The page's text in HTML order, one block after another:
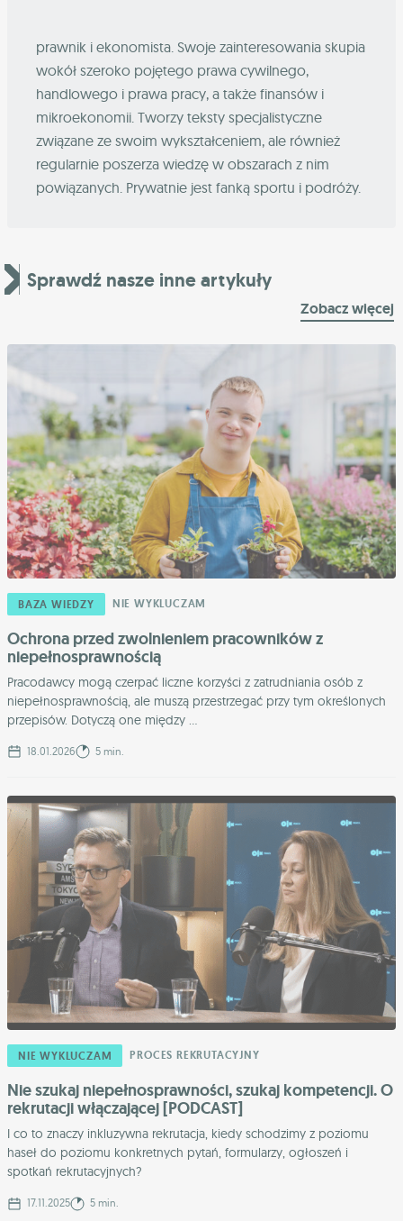
prawnik i ekonomista. Swoje zainteresowania skupia
wokół szeroko pojętego prawa cywilnego,
handlowego i prawa pracy, a także finansów i
mikroekonomii. Tworzy teksty specjalistyczne
związane ze swoim wykształceniem, ale również
regularnie poszerza wiedzę w obszarach z nim
powiązanych. Prywatnie jest fanką sportu i podróży.
Sprawdź nasze inne artykuły
Zobacz więcej
BAZA WIEDZY NIE WYKLUCZAM
Ochrona przed zwolnieniem pracowników z
niepełnosprawnością
Pracodawcy mogą czerpać liczne korzyści z zatrudniania osób z
niepełnosprawnością, ale muszą przestrzegać przy tym określonych
przepisów. Dotyczą one między ...
18.01.2026 5 min.
NIE WYKLUCZAM PROCES REKRUTACYJNY
Nie szukaj niepełnosprawności, szukaj kompetencji. O
rekrutacji włączającej [PODCAST]
I co to znaczy inkluzywna rekrutacja, kiedy schodzimy z poziomu
haseł do poziomu konkretnych pytań, formularzy, ogłoszeń i
spotkań rekrutacyjnych?
17.11.2025 5 min.